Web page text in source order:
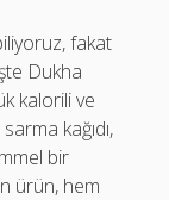
fakat
Dukha
kalorili ve
kağıdı,
bir
ürün, hem